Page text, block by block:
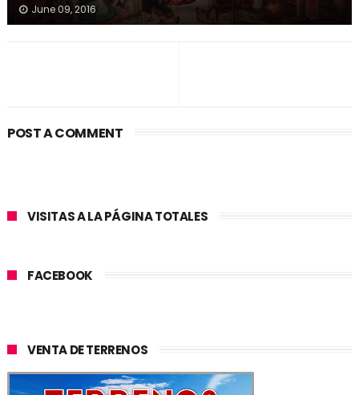
June 09, 2016
POST A COMMENT
VISITAS A LA PÁGINA TOTALES
FACEBOOK
VENTA DE TERRENOS